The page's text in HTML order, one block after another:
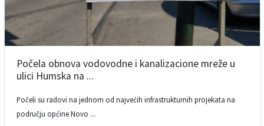
Počela obnova vodovodne i kanalizacione mreže u
ulici Humska na ...
Počeli su radovi na jednom od najvećih infrastrukturnih projekata na
području općine Novo ...